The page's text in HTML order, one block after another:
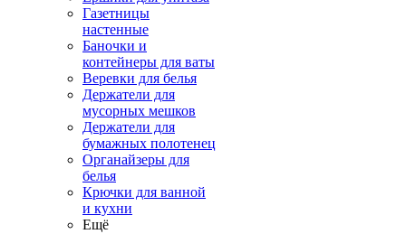
Газетницы
настенные
Баночки и
контейнеры для ваты
Веревки для белья
Держатели для
мусорных мешков
Держатели для
бумажных полотенец
Органайзеры для
белья
Крючки для ванной
и кухни
Ещё